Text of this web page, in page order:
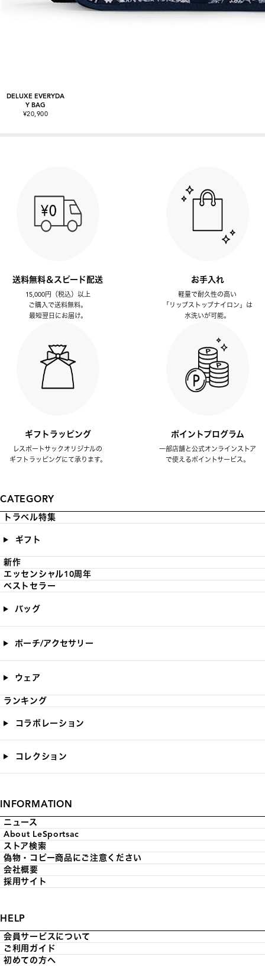
DELUXE EVERYDA
Y BAG
¥20,900
送料無料＆スピード配送
15,000円（税込）以上
ご購入で送料無料。
最短翌日にお届け。
お手入れ
軽量で耐久性の高い
「リップストップナイロン」は
水洗いが可能。
ギフトラッピング
レスポートサックオリジナルの
ギフトラッピングにて承ります。
ポイントプログラム
一部店舗と公式オンラインストア
で使えるポイントサービス。
CATEGORY
トラベル特集
ギフト
新作
エッセンシャル10周年
ベストセラー
バッグ
ポーチ/アクセサリー
ウェア
ランキング
コラボレーション
コレクション
INFORMATION
ニュース
About LeSportsac
ストア検索
偽物・コピー商品にご注意ください
会社概要
採用サイト
HELP
会員サービスについて
ご利用ガイド
初めての方へ